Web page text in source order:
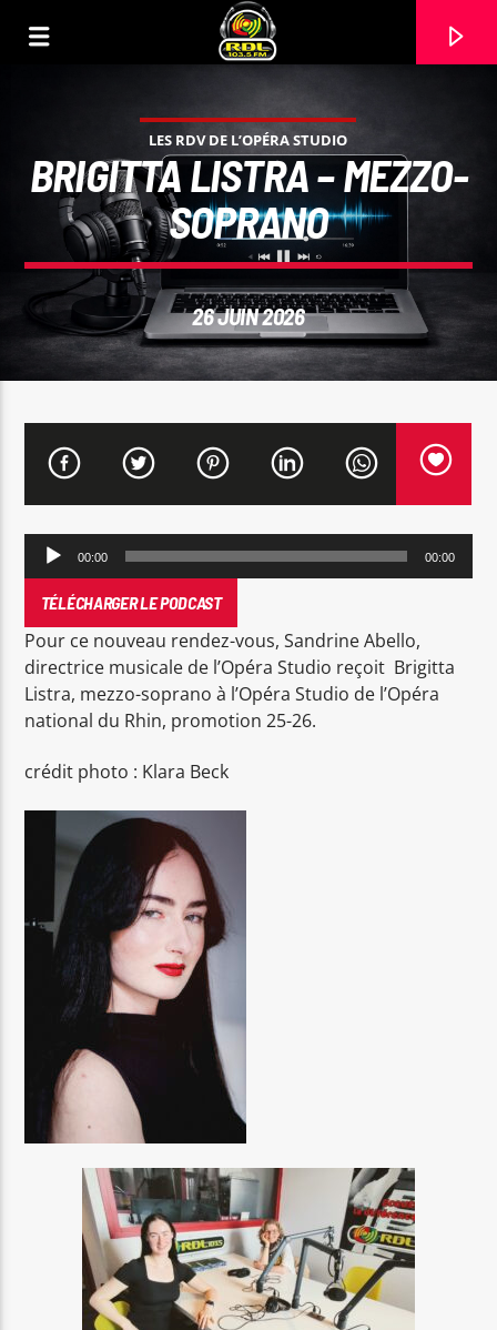
TITRE
ARTISTE
RDL Colmar
LES RDV DE L’OPÉRA STUDIO
BRIGITTA LISTRA – MEZZO-
SOPRANO
26 JUIN 2026
Lecteur
audio
00:00 00:00
TÉLÉCHARGER LE PODCAST
Pour ce nouveau rendez-vous, Sandrine Abello,
directrice musicale de l’Opéra Studio reçoit Brigitta
Listra, mezzo-soprano à l’Opéra Studio de l’Opéra
national du Rhin, promotion 25-26.
crédit photo : Klara Beck